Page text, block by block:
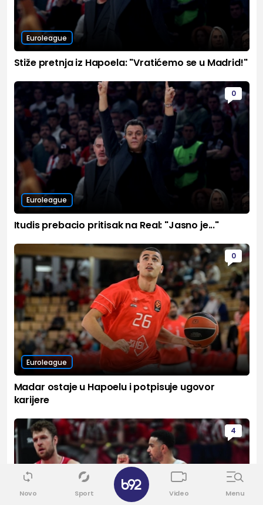
Euroleague
Stiže pretnja iz Hapoela: "Vratićemo se u Madrid!"
0
Euroleague
Itudis prebacio pritisak na Real: "Jasno je..."
0
Euroleague
Madar ostaje u Hapoelu i potpisuje ugovor
karijere
4
Novo Sport Video Menu
✕